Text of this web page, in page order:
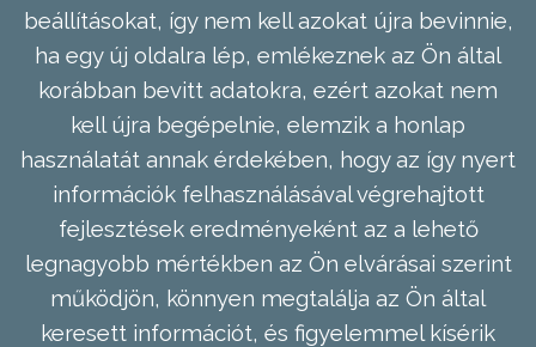
beállításokat, így nem kell azokat újra bevinnie,
ha egy új oldalra lép, emlékeznek az Ön által
korábban bevitt adatokra, ezért azokat nem
kell újra begépelnie, elemzik a honlap
használatát annak érdekében, hogy az így nyert
információk felhasználásával végrehajtott
fejlesztések eredményeként az a lehető
legnagyobb mértékben az Ön elvárásai szerint
működjön, könnyen megtalálja az Ön által
keresett információt, és figyelemmel kísérik